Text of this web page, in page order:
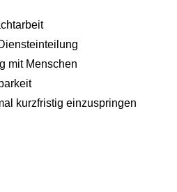
mit Menschen
kurzfristig einzuspringen